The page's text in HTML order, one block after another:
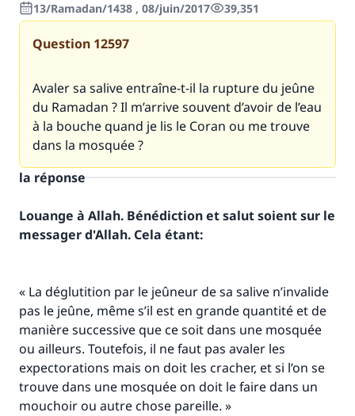
13/Ramadan/1438 , 08/juin/2017
39,351
Question 12597
Avaler sa salive entraîne-t-il la rupture du jeûne
du Ramadan ? Il m’arrive souvent d’avoir de l’eau
à la bouche quand je lis le Coran ou me trouve
dans la mosquée ?
la réponse
Louange à Allah. Bénédiction et salut soient sur le
messager d'Allah. Cela étant:
« La déglutition par le jeûneur de sa salive n’invalide
pas le jeûne, même s’il est en grande quantité et de
manière successive que ce soit dans une mosquée
ou ailleurs. Toutefois, il ne faut pas avaler les
expectorations mais on doit les cracher, et si l’on se
trouve dans une mosquée on doit le faire dans un
mouchoir ou autre chose pareille. »